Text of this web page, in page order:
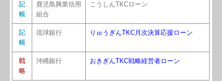
記
帳
鹿児島興業信用
組合
こうしんTKCローン
記
帳
琉球銀行 りゅうぎんTKC月次決算応援ローン
戦
略
沖縄銀行 おきぎんTKC戦略経営者ローン